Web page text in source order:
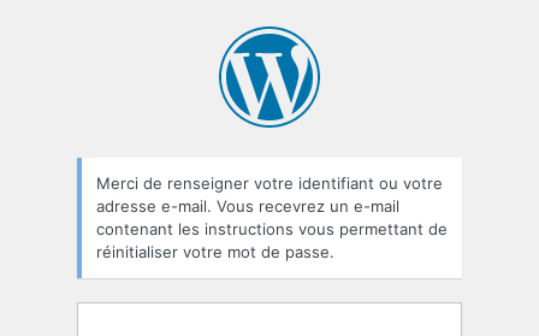
oublié
Merci de renseigner votre identifiant ou votre
adresse e-mail. Vous recevrez un e-mail
contenant les instructions vous permettant de
réinitialiser votre mot de passe.